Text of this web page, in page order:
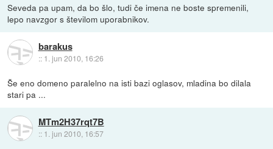
Seveda pa upam, da bo šlo, tudi če imena ne boste spremenili,
lepo navzgor s številom uporabnikov.
barakus
:: 1. jun 2010, 16:26
Še eno domeno paralelno na isti bazi oglasov, mladina bo dilala
stari pa ...
MTm2H37rqt7B
:: 1. jun 2010, 16:57